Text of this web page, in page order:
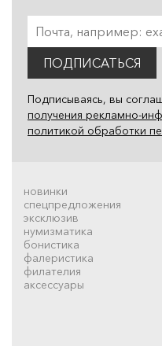
ПОДПИСАТЬСЯ
Подписываясь, вы
получения рекламно-
политикой обработки
новинки
спецпредложения
эксклюзив
нумизматика
бонистика
фалеристика
филателия
аксессуары